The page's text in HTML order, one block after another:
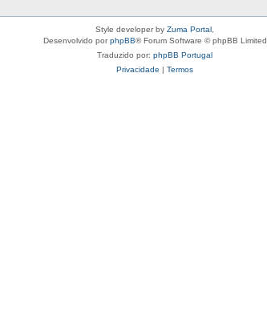
Style developer by Zuma Portal
Desenvolvido porphpBB® Forum Software © phpBB Limited
Traduzido por: phpBB Portugal
Privacidade | Termos